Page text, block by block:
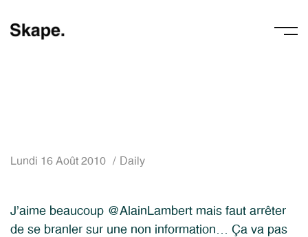
Lundi 16 Août 2010 Daily
J’aime beaucoup @AlainLambert mais faut arrêter
de se branler sur une non information… Ça va pas